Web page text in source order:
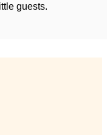
little guests.